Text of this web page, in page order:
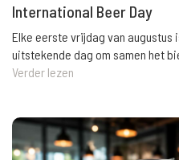
International Beer Day
Elke eerste vrijdag van augustus
uitstekende dag om samen het
Verder lezen